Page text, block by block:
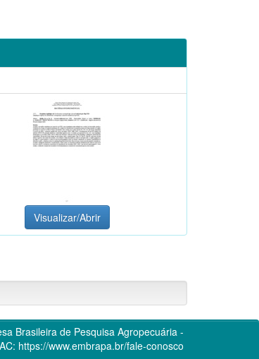
Visualizar/Abrir
Brasileira de Pesquisa Agropecuária -
https://www.embrapa.br/fale-conosco